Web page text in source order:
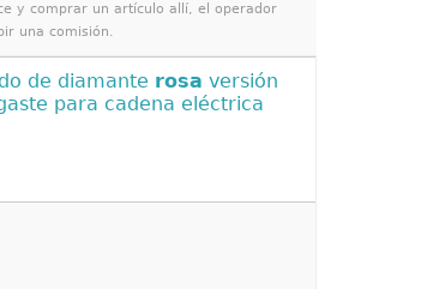
y comprar un artículo allí, el operador
una comisión.
de diamante rosa versión
para cadena eléctrica